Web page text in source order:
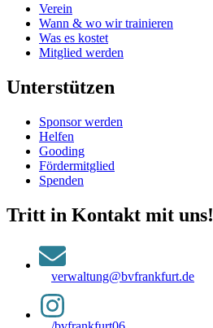
Verein
Wann & wo wir trainieren
Was es kostet
Mitglied werden
Unterstützen
Sponsor werden
Helfen
Gooding
Fördermitglied
Spenden
Tritt in Kontakt mit uns!
verwaltung@bvfrankfurt.de